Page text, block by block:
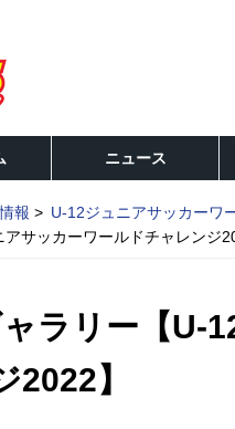
ニュース
報
U-12ジュニアサッカーワ
サッカーワールドチャレンジ
ラリー【U-
】